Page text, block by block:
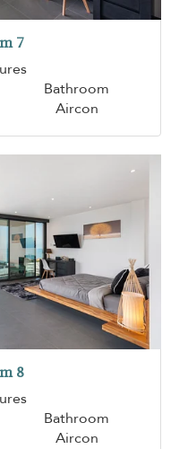
7
Bathroom
Aircon
8
Bathroom
Aircon